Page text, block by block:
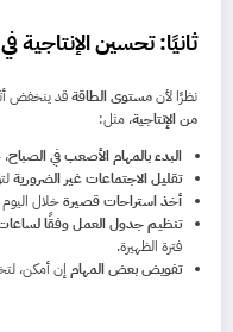
ثانيًا: تحسين
نظرًا لأنمستوى الطاقةقد ينخفض
من الإنتاجية، مثل:
البدء بالمهام الأصعب في الصباح
تقليل الاجتماعات غير الضرورية
أخذ استراحات قصيرةخلال
تنظيم جدول العمل وفقًا
فترة الظهيرة.
تفويض بعض المهام إن أمكن،